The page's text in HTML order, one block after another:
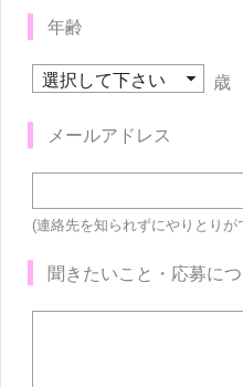
年齢
歳
メールアドレス
(連絡先を知られずにやりとりが
聞きたいこと・応募に